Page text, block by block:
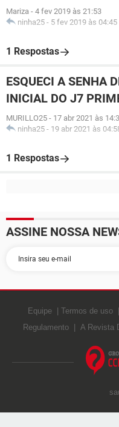
Mariza - 4 fev 2019 às 21:53
ninha25 - 5 fev 2019 às 04:45
1 Respostas
ESQUECI A SENHA
INICIAL DO J7
MURILLO25 - 17 abr 2021 às
ninha25 - 19 abr 2021 às
1 Respostas
ASSINE NOSSA
Equipe Termos de uso
Regulamento
A Revista